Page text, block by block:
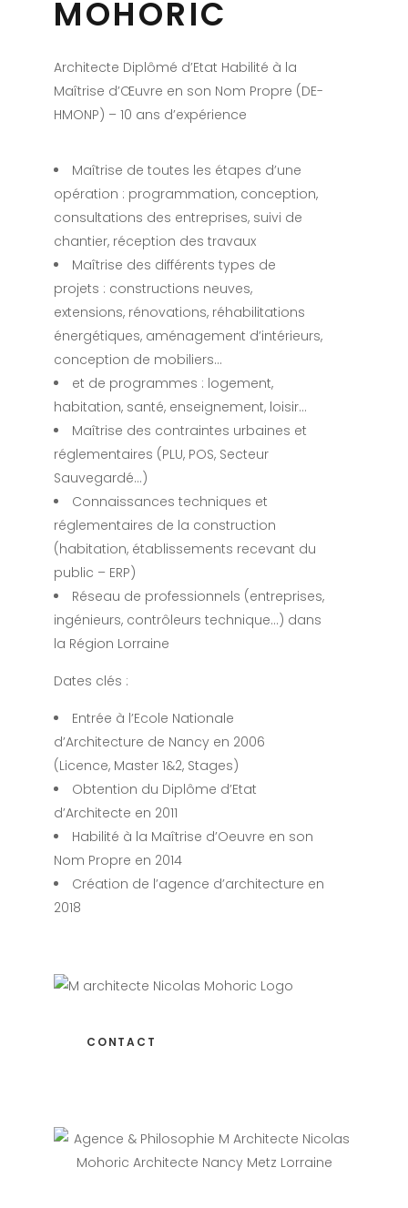
MOHORIC
Architecte Diplômé d’Etat Habilité à la
Maîtrise d’Œuvre en son Nom Propre (DE-
HMONP) – 10 ans d’expérience
Maîtrise de toutes les étapes d’une
opération : programmation, conception,
consultations des entreprises, suivi de
chantier, réception des travaux
Maîtrise des différents types de
projets : constructions neuves,
extensions, rénovations, réhabilitations
énergétiques, aménagement d’intérieurs,
conception de mobiliers…
et de programmes : logement,
habitation, santé, enseignement, loisir…
Maîtrise des contraintes urbaines et
réglementaires (PLU, POS, Secteur
Sauvegardé…)
Connaissances techniques et
réglementaires de la construction
(habitation, établissements recevant du
public – ERP)
Réseau de professionnels (entreprises,
ingénieurs, contrôleurs technique…) dans
la Région Lorraine
Dates clés :
Entrée à l’Ecole Nationale
d’Architecture de Nancy en 2006
(Licence, Master 1&2, Stages)
Obtention du Diplôme d’Etat
d’Architecte en 2011
Habilité à la Maîtrise d’Oeuvre en son
Nom Propre en 2014
Création de l’agence d’architecture en
2018
CONTACT